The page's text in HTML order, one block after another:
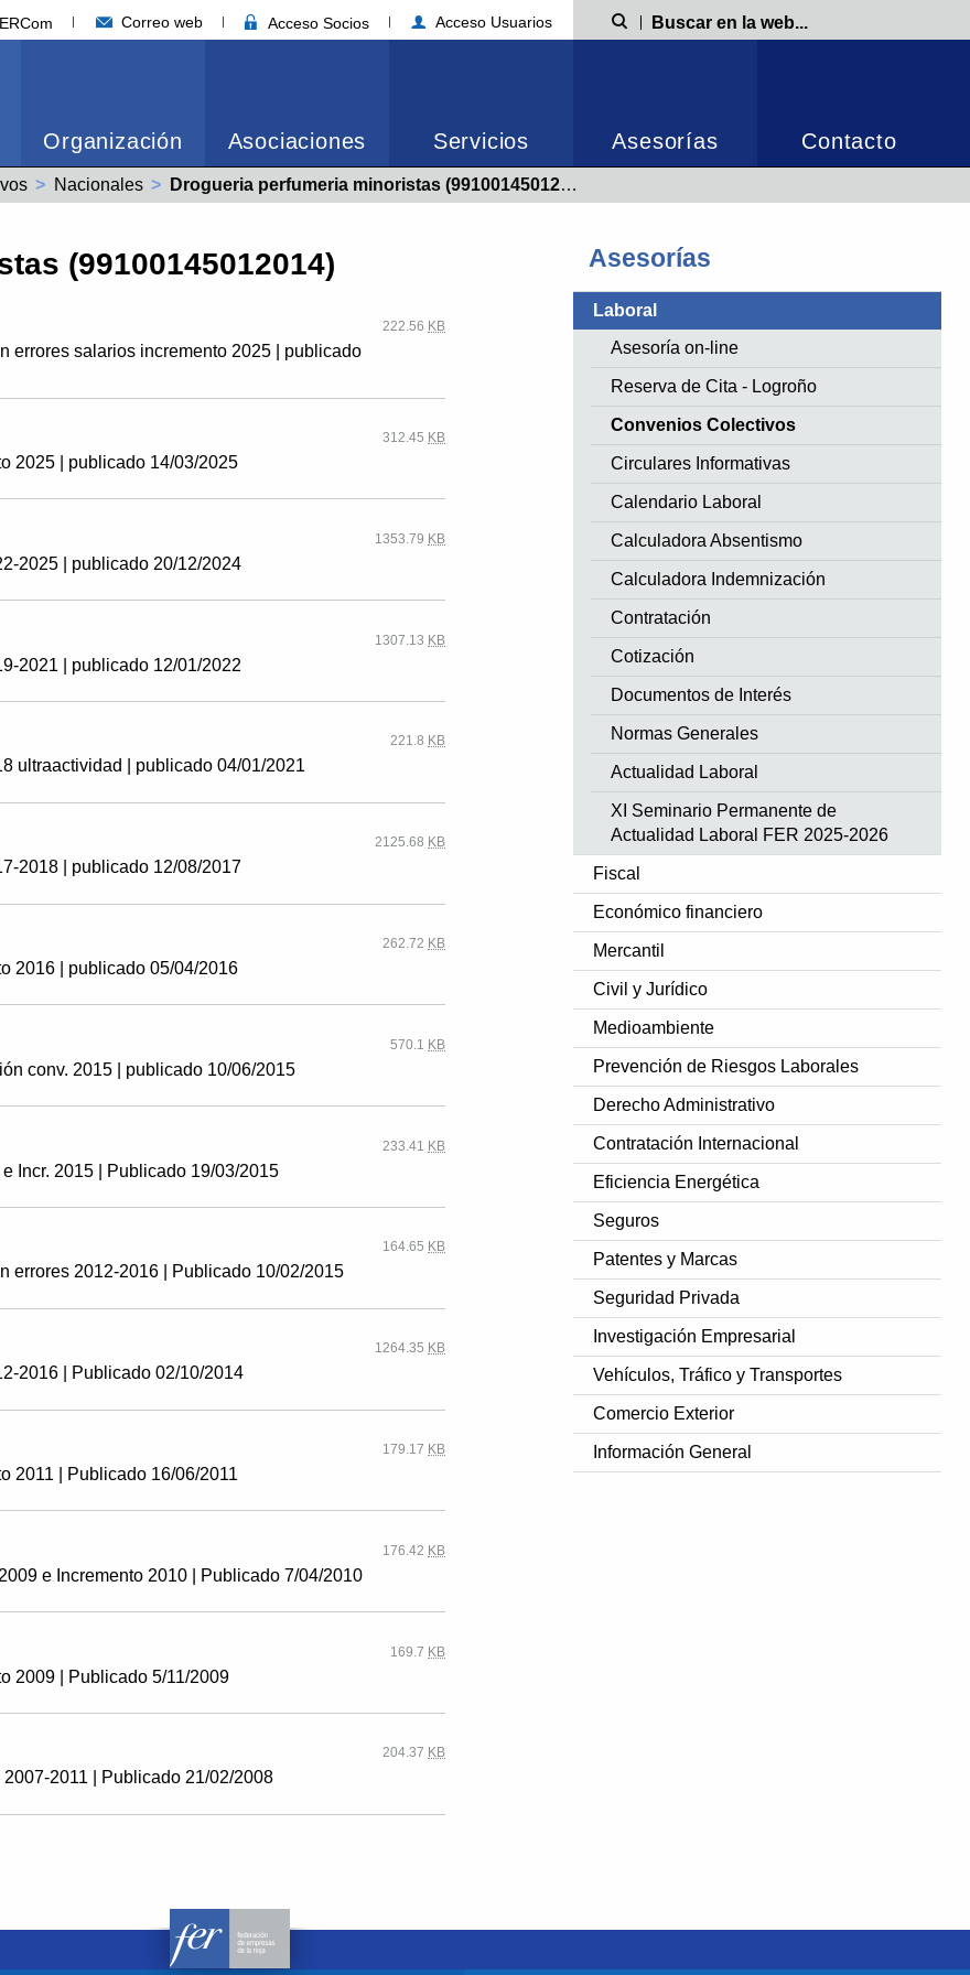
Correo web Acceso Socios Acceso Usuarios Búsqueda
Organización Asociaciones Servicios Asesorías Contacto
Nacionales Actual:
Drogueria perfumeria minoristas (99100145012014)
Asesorías
Laboral
Asesoría on-line
Reserva de Cita - Logroño
Convenios Colectivos
Circulares Informativas
Calendario Laboral
Calculadora Absentismo
Calculadora Indemnización
Contratación
Cotización
Documentos de Interés
Normas Generales
Actualidad Laboral
XI Seminario Permanente de
Actualidad Laboral FER 2025-2026
Fiscal
Económico financiero
Mercantil
Civil y Jurídico
Medioambiente
Prevención de Riesgos Laborales
Derecho Administrativo
Contratación Internacional
Eficiencia Energética
Seguros
Patentes y Marcas
Seguridad Privada
Investigación Empresarial
Vehículos, Tráfico y Transportes
Comercio Exterior
Información General
(99100145012014)
222.56 KB
errores salarios incremento 2025 | publicado
312.45 KB
2025 | publicado 14/03/2025
1353.79 KB
2025 | publicado 20/12/2024
1307.13 KB
2021 | publicado 12/01/2022
221.8 KB
ultraactividad | publicado 04/01/2021
2125.68 KB
2018 | publicado 12/08/2017
262.72 KB
2016 | publicado 05/04/2016
570.1 KB
conv. 2015 | publicado 10/06/2015
233.41 KB
Incr. 2015 | Publicado 19/03/2015
164.65 KB
errores 2012-2016 | Publicado 10/02/2015
1264.35 KB
2016 | Publicado 02/10/2014
179.17 KB
2011 | Publicado 16/06/2011
176.42 KB
e Incremento 2010 | Publicado 7/04/2010
169.7 KB
2009 | Publicado 5/11/2009
204.37 KB
2011 | Publicado 21/02/2008